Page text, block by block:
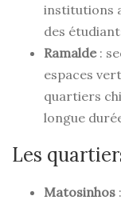
institutions
des
Ramalde:
espaces
quartiers
longue
Les
Matosinhos